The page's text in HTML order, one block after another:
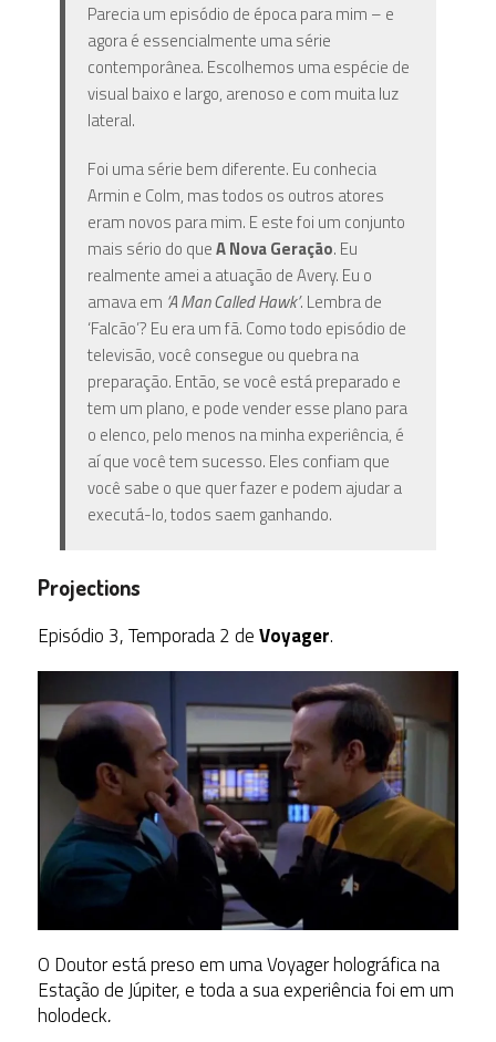
Parecia um episódio de época para mim – e
agora é essencialmente uma série
contemporânea. Escolhemos uma espécie de
visual baixo e largo, arenoso e com muita luz
lateral.
Foi uma série bem diferente. Eu conhecia
Armin e Colm, mas todos os outros atores
eram novos para mim. E este foi um conjunto
mais sério do queA Nova Geração. Eu
realmente amei a atuação de Avery. Eu o
amava em ‘A Man Called Hawk’. Lembra de
‘Falcão’? Eu era um fã. Como todo episódio de
televisão, você consegue ou quebra na
preparação. Então, se você está preparado e
tem um plano, e pode vender esse plano para
o elenco, pelo menos na minha experiência, é
aí que você tem sucesso. Eles confiam que
você sabe o que quer fazer e podem ajudar a
executá-lo, todos saem ganhando.
Projections
Episódio 3, Temporada 2 deVoyager.
O Doutor está preso em uma Voyager holográfica na
Estação de Júpiter, e toda a sua experiência foi em um
holodeck.